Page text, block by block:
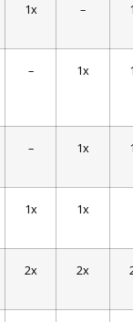
1x –
– 1x
– 1x
1x 1x
2x 2x